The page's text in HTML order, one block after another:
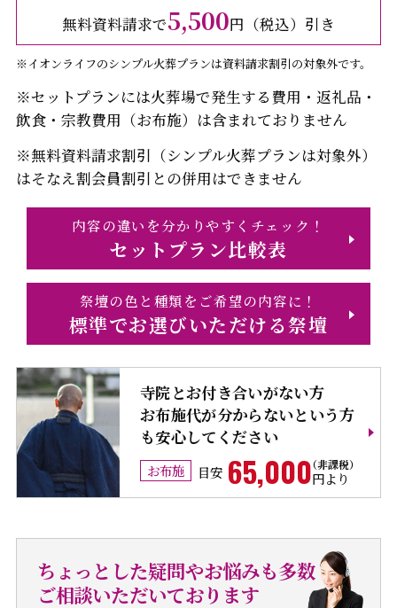
無料資料請求で5,500円（税込）引き
※イオンライフのシンプル火葬プランは資料請求割引の対象外です。
※セットプランには火葬場で発生する費用・返礼品・
飲食・宗教費用（お布施）は含まれておりません
※無料資料請求割引（シンプル火葬プランは対象外）
はそなえ割会員割引との併用はできません
内容の違いを分かりやすくチェック！
セットプラン比較表
祭壇の色と種類をご希望の内容に！
標準でお選びいただける祭壇
寺院とお付き合いがない方
お布施代が分からないという方
も安心してください
お布施 目安 65,000円より
ちょっとした疑問やお悩みも多数
ご相談いただいております